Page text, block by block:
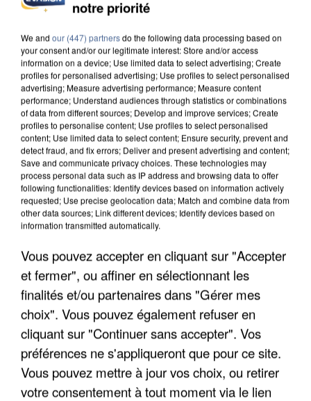
INCENDIES : L’ÎLE-DE-FRANCE LANCE UN ÉLAN
DE SOLIDARITÉ AVEC LES...
APRÈS TOUTES CES CANICULES, LES REFUGES
DE FAUNE SAUVAGE SONT...
notre priorité
We and our (447) partnersdo the following data processing based on
your consent and/or our legitimate interest: Store and/or access
information on a device; Use limited data to select advertising; Create
profiles for personalised advertising; Use profiles to select personalised
advertising; Measure advertising performance; Measure content
performance; Understand audiences through statistics or combinations
of data from different sources; Develop and improve services; Create
profiles to personalise content; Use profiles to select personalised
content; Use limited data to select content; Ensure security, prevent and
detect fraud, and fix errors; Deliver and present advertising and content;
Save and communicate privacy choices. These technologies may
process personal data such as IP address and browsing data to offer
following functionalities: Identify devices based on information actively
requested; Use precise geolocation data; Match and combine data from
other data sources; Link different devices; Identify devices based on
information transmitted automatically.
Vous pouvez accepter en cliquant sur "Accepter
et fermer", ou affiner en sélectionnant les
finalités et/ou partenaires dans "Gérer mes
choix". Vous pouvez également refuser en
cliquant sur "Continuer sans accepter". Vos
préférences ne s'appliqueront que pour ce site.
Vous pouvez mettre à jour vos choix, ou retirer
votre consentement à tout moment via le lien